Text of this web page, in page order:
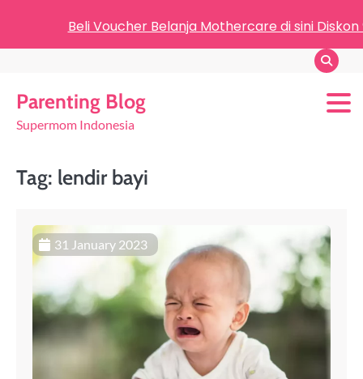
Parenting Blog
Supermom Indonesia
Tag: lendir bayi
31 January 2023
Beli Voucher Belanja Mothercare di sini Diskon